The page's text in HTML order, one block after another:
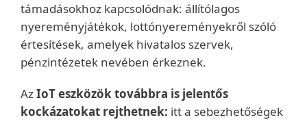
támadásokhoz kapcsolódnak: állítólagos
nyereményjátékok, lottónyereményekről szóló
értesítések, amelyek hivatalos szervek,
pénzintézetek nevében érkeznek.
AzIoT eszközök továbbra is jelentős
kockázatokat rejthetnek: itt a sebezhetőségek